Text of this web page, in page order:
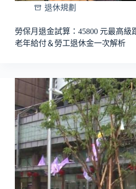
退休規劃
勞保月退金試算：45800 元最高級
老年給付＆勞工退休金一次解析